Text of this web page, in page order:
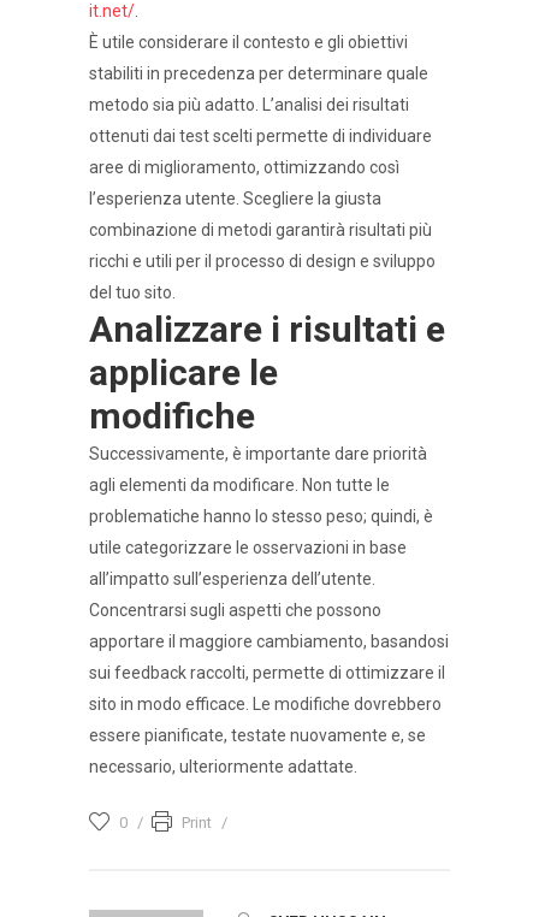
it.net/
È utile considerare il contesto e gli obiettivi
stabiliti in precedenza per determinare quale
metodo sia più adatto. L’analisi dei risultati
ottenuti dai test scelti permette di individuare
aree di miglioramento, ottimizzando così
l’esperienza utente. Scegliere la giusta
combinazione di metodi garantirà risultati più
ricchi e utili per il processo di design e sviluppo
del tuo sito.
Analizzare i risultati e
applicare le
modifiche
Successivamente, è importante dare priorità
agli elementi da modificare. Non tutte le
problematiche hanno lo stesso peso; quindi, è
utile categorizzare le osservazioni in base
all’impatto sull’esperienza dell’utente.
Concentrarsi sugli aspetti che possono
apportare il maggiore cambiamento, basandosi
sui feedback raccolti, permette di ottimizzare il
sito in modo efficace. Le modifiche dovrebbero
essere pianificate, testate nuovamente e, se
necessario, ulteriormente adattate.
0 Print